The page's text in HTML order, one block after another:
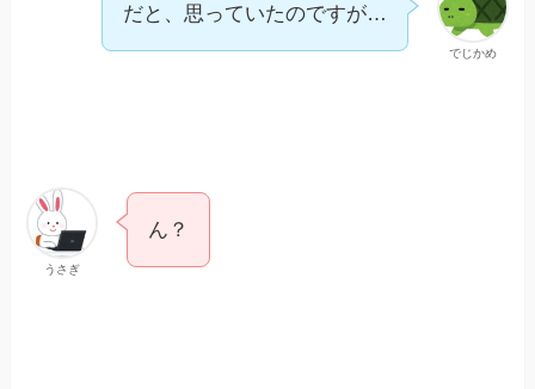
でじかめ
だと、思っていたのですが…
うさぎ
ん？